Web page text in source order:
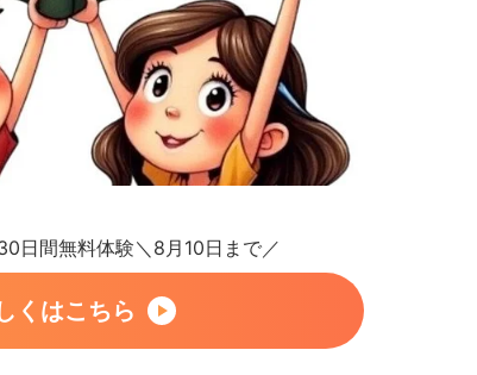
日間無料体験＼8月10日まで／
くはこちら